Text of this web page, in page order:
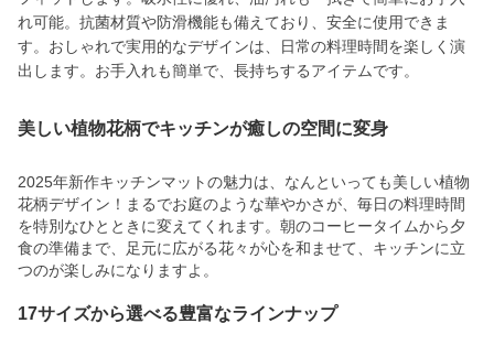
れ可能。抗菌材質や防滑機能も備えており、安全に使用できま
す。おしゃれで実用的なデザインは、日常の料理時間を楽しく演
出します。お手入れも簡単で、長持ちするアイテムです。
美しい植物花柄でキッチンが癒しの空間に変身
2025年新作キッチンマットの魅力は、なんといっても美しい植物
花柄デザイン！まるでお庭のような華やかさが、毎日の料理時間
を特別なひとときに変えてくれます。朝のコーヒータイムから夕
食の準備まで、足元に広がる花々が心を和ませて、キッチンに立
つのが楽しみになりますよ。
17サイズから選べる豊富なラインナップ